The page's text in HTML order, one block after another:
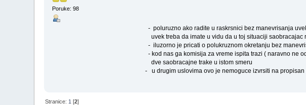
Poruke: 98
- poluruzno ako radite u raskrsnici bez manevrisanja
uvek treba da imate u vidu da u toj situaciji saobracajac
- iluzorno je pricati o polukruznom okretanju bez
- kod nas ga komisija za vreme ispita trazi ( naravno ne
dve saobracajne trake u istom smeru
- u drugim uslovima ovo je nemoguce izvrsiti na propisan
Stranice: 1 [2]